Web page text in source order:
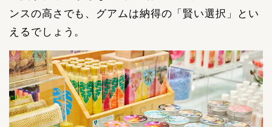
ンスの高さでも、グアムは納得の「賢い選択」とい
えるでしょう。